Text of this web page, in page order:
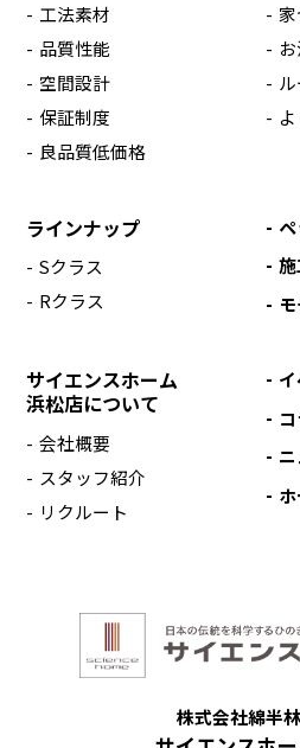
工法素材
品質性能
空間設計
保証制度
良品質低価格
ラインナップ
Sクラス
Rクラス
サイエンスホーム
浜松店について
会社概要
スタッフ紹介
リクルート
株式会社綿半